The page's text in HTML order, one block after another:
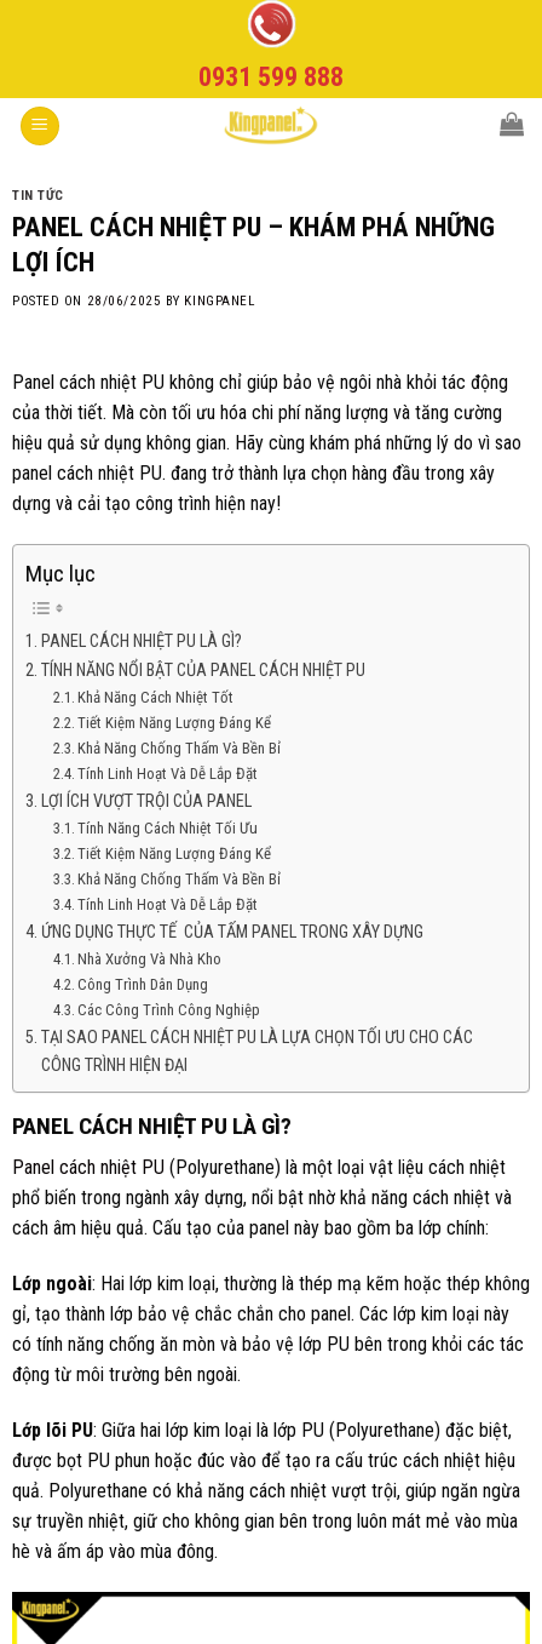
0931 599 888
TIN TỨC
PANEL CÁCH NHIỆT PU – KHÁM PHÁ NHỮNG
LỢI ÍCH
POSTED ON 28/06/2025 BY KINGPANEL
Panel cách nhiệt PU không chỉ giúp bảo vệ ngôi nhà khỏi tác động
của thời tiết. Mà còn tối ưu hóa chi phí năng lượng và tăng cường
hiệu quả sử dụng không gian. Hãy cùng khám phá những lý do vì sao
panel cách nhiệt PU. đang trở thành lựa chọn hàng đầu trong xây
dựng và cải tạo công trình hiện nay!
Mục lục
PANEL CÁCH NHIỆT PU LÀ GÌ?
TÍNH NĂNG NỔI BẬT CỦA PANEL CÁCH NHIỆT PU
Khả Năng Cách Nhiệt Tốt
Tiết Kiệm Năng Lượng Đáng Kể
Khả Năng Chống Thấm Và Bền Bỉ
Tính Linh Hoạt Và Dễ Lắp Đặt
LỢI ÍCH VƯỢT TRỘI CỦA PANEL
Tính Năng Cách Nhiệt Tối Ưu
Tiết Kiệm Năng Lượng Đáng Kể
Khả Năng Chống Thấm Và Bền Bỉ
Tính Linh Hoạt Và Dễ Lắp Đặt
ỨNG DỤNG THỰC TẾ CỦA TẤM PANEL TRONG XÂY DỰNG
Nhà Xưởng Và Nhà Kho
Công Trình Dân Dụng
Các Công Trình Công Nghiệp
TẠI SAO PANEL CÁCH NHIỆT PU LÀ LỰA CHỌN TỐI ƯU CHO CÁC
CÔNG TRÌNH HIỆN ĐẠI
PANEL CÁCH NHIỆT PU LÀ GÌ?
Panel cách nhiệt PU (Polyurethane) là một loại vật liệu cách nhiệt
phổ biến trong ngành xây dựng, nổi bật nhờ khả năng cách nhiệt và
cách âm hiệu quả. Cấu tạo của panel này bao gồm ba lớp chính:
Lớp ngoài: Hai lớp kim loại, thường là thép mạ kẽm hoặc thép không
gỉ, tạo thành lớp bảo vệ chắc chắn cho panel. Các lớp kim loại này
có tính năng chống ăn mòn và bảo vệ lớp PU bên trong khỏi các tác
động từ môi trường bên ngoài.
Lớp lõi PU: Giữa hai lớp kim loại là lớp PU (Polyurethane) đặc biệt,
được bọt PU phun hoặc đúc vào để tạo ra cấu trúc cách nhiệt hiệu
quả. Polyurethane có khả năng cách nhiệt vượt trội, giúp ngăn ngừa
sự truyền nhiệt, giữ cho không gian bên trong luôn mát mẻ vào mùa
hè và ấm áp vào mùa đông.